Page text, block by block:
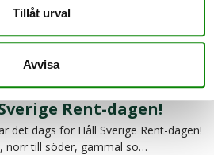
Tillåt urval
Avvisa
i en låda hemma? Har du koll på
Rent-dagen!
det dags för Håll Sverige Rent-dagen!
norr till söder, gammal so…